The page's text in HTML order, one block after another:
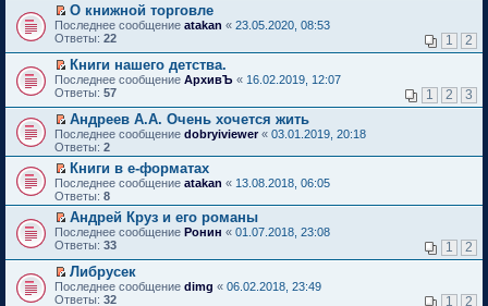
н
н
о
м
у
с
о
о
б
щ
е
н
и
ю
р
о
ч
и
т
а
н
н
о
м
у
с
о
о
б
щ
е
н
и
ю
о
м
у
н
е
п
р
о
ч
и
т
а
н
н
о
м
у
с
о
о
б
щ
е
к
п
е
р
в
о
м
у
н
е
п
р
о
ч
и
т
а
н
н
о
м
у
с
е
й
т
и
к
п
е
р
в
о
м
у
н
е
п
р
о
ч
и
а
н
н
П
е
е
й
т
и
к
п
е
р
в
о
м
у
н
е
п
р
о
ч
и
О книжной торговле
Последнее сообщение atakan « 23.05.2020, 08:53
Ответы: 22 1 2
П
е
е
й
т
и
п
е
р
в
о
м
у
н
е
п
Книги нашего детства.
Последнее сообщение АрхивЪ « 16.02.2019, 12:07
Ответы: 57 1 2 3
П
е
р
е
й
т
и
к
п
е
р
в
о
м
Андреев А.А. Очень хочется жить
Последнее сообщение dobryiviewer« 03.01.2019, 20:18
Ответы: 2
П
е
р
е
й
т
и
к
п
е
Книги в е-форматах
Последнее сообщение atakan « 13.08.2018, 06:05
Ответы: 8
П
е
е
й
т
Андрей Круз и его романы
Последнее сообщение Ронин « 01.07.2018, 23:08
Ответы: 33 1 2
П
е
Либрусек
Последнее сообщение dimg « 06.02.2018, 23:49
Ответы: 32 1 2